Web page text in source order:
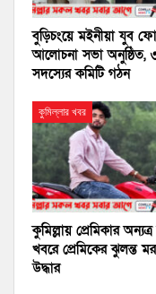
বুড়িচংয়ে মইনীয়া যুব
আলোচনা সভা অনুষ্ঠিত,
সদস্যের কমিটি গঠন
কুমিল্লার খবর
কুমিল্লায় প্রেমিকার
খবরে প্রেমিকের ঝুলন্ত
উদ্ধার